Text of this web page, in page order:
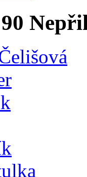
90